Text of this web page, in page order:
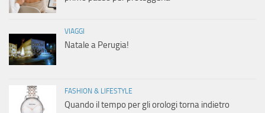
VIAGGI
Natale a Perugia!
FASHION & LIFESTYLE
Quando il tempo per gli orologi torna indietro